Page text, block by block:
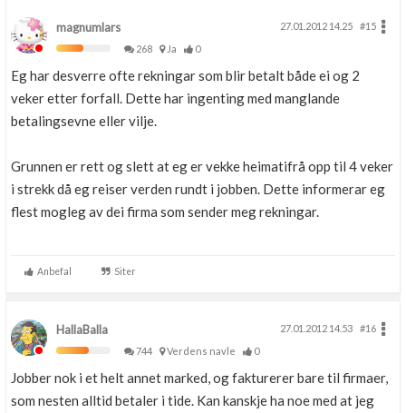
magnumlars 27.01.2012 14.25
#15
268
Ja 0
Eg har desverre ofte rekningar som blir betalt både ei og 2
veker etter forfall. Dette har ingenting med manglande
betalingsevne eller vilje.
Grunnen er rett og slett at eg er vekke heimatifrå opp til 4 veker
i strekk då eg reiser verden rundt i jobben. Dette informerar eg
flest mogleg av dei firma som sender meg rekningar.
Anbefal Siter
HallaBalla 27.01.2012 14.53
#16
744
Verdens navle 0
Jobber nok i et helt annet marked, og fakturerer bare til firmaer,
som nesten alltid betaler i tide. Kan kanskje ha noe med at jeg